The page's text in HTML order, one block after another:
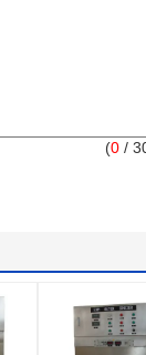
(0 /